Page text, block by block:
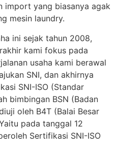
import yang biasanya agak
mesin laundry.
ini sejak tahun 2008,
kami fokus pada
usaha kami berawal
SNI, dan akhirnya
SNI-ISO (Standar
bimbingan BSN (Badan
oleh B4T (Balai Besar
pada tanggal 12
Sertifikasi SNI-ISO